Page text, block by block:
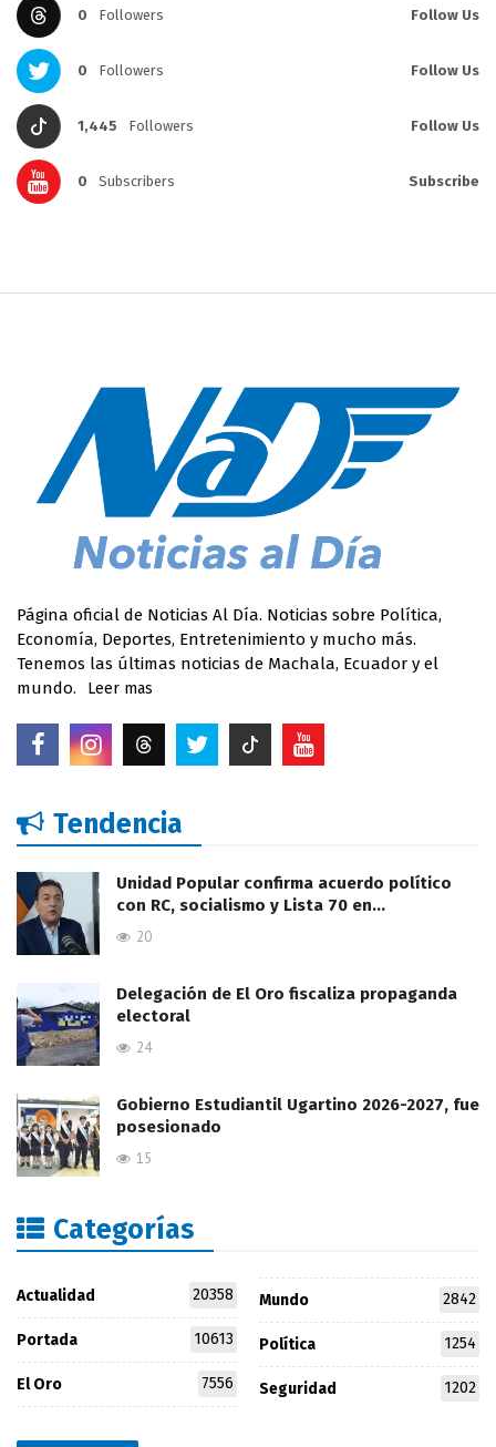
0 Followers Follow Us
0 Followers Follow Us
1,445 Followers Follow Us
0 Subscribers Subscribe
Página oficial de Noticias Al Día. Noticias sobre Política,
Economía, Deportes, Entretenimiento y mucho más.
Tenemos las últimas noticias de Machala, Ecuador y el
mundo.
Leer mas
Tendencia
Unidad Popular confirma acuerdo político
con RC, socialismo y Lista 70 en…
20
Delegación de El Oro fiscaliza propaganda
electoral
24
Gobierno Estudiantil Ugartino 2026-2027, fue
posesionado
15
Categorías
Actualidad 20358
Portada 10613
El Oro 7556
Mundo 2842
Política 1254
Seguridad 1202